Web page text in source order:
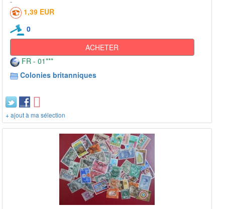
1,39 EUR
0
ACHETER
FR - 01***
Colonies britanniques
+ ajout à ma sélection